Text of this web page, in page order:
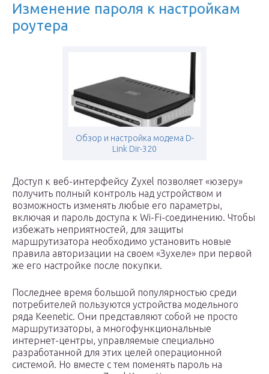
Изменение пароля к настройкам
роутера
Обзор и настройка модема D-
Link Dir-320
Доступ к веб-интерфейсу Zyxel позволяет «юзеру»
получить полный контроль над устройством и
возможность изменять любые его параметры,
включая и пароль доступа к Wi-Fi-соединению. Чтобы
избежать неприятностей, для защиты
маршрутизатора необходимо установить новые
правила авторизации на своем «Зухеле» при первой
же его настройке после покупки.
Последнее время большой популярностью среди
потребителей пользуются устройства модельного
ряда Keenetic. Они представляют собой не просто
маршрутизаторы, а многофункциональные
интернет-центры, управляемые специально
разработанной для этих целей операционной
системой. Но вместе с тем поменять пароль на